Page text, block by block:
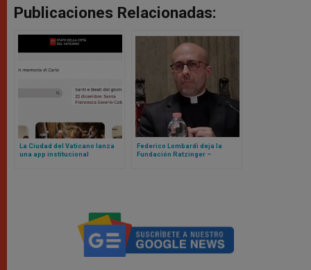
Publicaciones Relacionadas:
La Ciudad del Vaticano lanza
una app institucional
Federico Lombardi deja la
Fundación Ratzinger –